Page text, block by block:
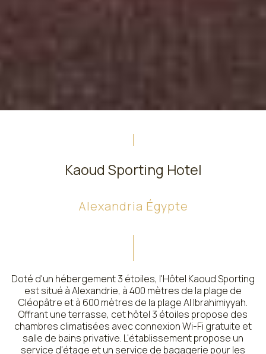
Kaoud Sporting Hotel
Alexandria Égypte
Doté d'un hébergement 3 étoiles, l'Hôtel Kaoud Sporting
est situé à Alexandrie, à 400 mètres de la plage de
Cléopâtre et à 600 mètres de la plage Al Ibrahimiyyah.
Offrant une terrasse, cet hôtel 3 étoiles propose des
chambres climatisées avec connexion Wi-Fi gratuite et
salle de bains privative. L'établissement propose un
service d'étage et un service de bagagerie pour les